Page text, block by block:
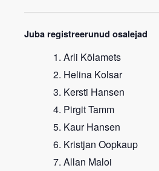
Juba registreerunud osalejad
Arli Kõlamets
Helina Kolsar
Kersti Hansen
Pirgit Tamm
Kaur Hansen
Kristjan Oopkaup
Allan Maloi